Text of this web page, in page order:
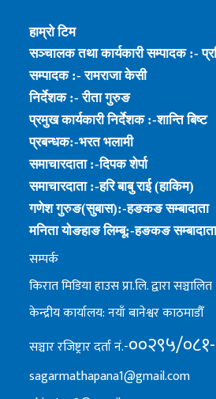
हाम्रो टिम
सञ्चालक तथा कार्यकारी सम्पादक :-
सम्पादक :- रामराजा केसी
निर्देशक :- रीता गुरुङ
प्रमुख कार्यकारी निर्देशक :-शान्ति बिष्ट
प्रबन्धक:-भरत भलामी
समाचारदाता :-दिपक शेर्पा
समाचारदाता :-हरि बाबु राई (हाकिम)
गणेश गुरुङ(सुबास):-हङकङ सम्बादाता
मनिता योङहाङ लिम्बू:-हङकङ
सम्पर्क
किरात मिडिया हाउस प्रा.लि. द्वारा सञ्चालित
केन्द्रीय कार्यालय: नयाँ बानेश्वर काठमाडौँ
सञ्चार रजिष्ट्रार दर्ता नं.-००२९५/
sagarmathapana1@gmail.com